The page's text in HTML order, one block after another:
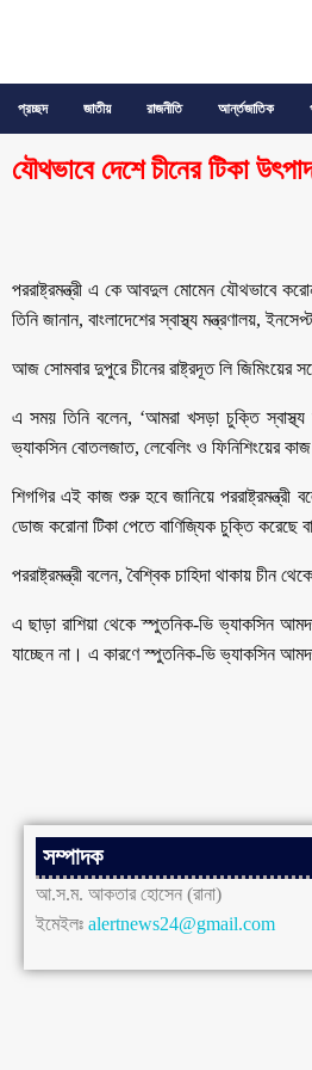
প্রচ্ছদ জাতীয় রাজনীতি আর্ন্তজাতিক
যৌথভাবে দেশে চীনের টিকা
পররাষ্ট্রমন্ত্রী এ কে আবদুল মোমেন যৌথভাবে
তিনি জানান, বাংলাদেশের স্বাস্থ্য মন্ত্রণালয়,
আজ সোমবার দুপুরে চীনের রাষ্ট্রদূত লি জিমিংয়ের
এ সময় তিনি বলেন, ‘আমরা খসড়া চুক্তি স্বাস্থ্য
ভ্যাকসিন বোতলজাত, লেবেলিং ও ফিনিশিংয়ের
শিগগির এই কাজ শুরু হবে জানিয়ে
ডোজ করোনা টিকা পেতে বাণিজ্যিক চুক্তি করেছে
পররাষ্ট্রমন্ত্রী বলেন, বৈশ্বিক চাহিদা থাকায় চীন
এ ছাড়া রাশিয়া থেকে স্পুতনিক-ভি ভ্যাকসিন
যাচ্ছেন না। এ কারণে স্পুতনিক-ভি ভ্যাকসিন
সম্পাদক
আ.স.ম. আকতার হোসেন (রানা)
ইমেইলঃ alertnews24@gmail.com